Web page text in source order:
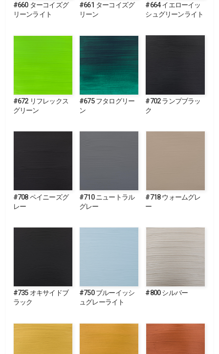
#660 ターコイズグ
リーンライト
#661 ターコイズグ
リーン
#664 イエローイッ
シュグリーンライト
#672 リフレックス
グリーン
#675 フタログリー
ン
#702 ランプブラッ
ク
#708 ペイニーズグ
レー
#710 ニュートラル
グレー
#718 ウォームグレ
ー
#735 オキサイドブ
ラック
#750 ブルーイッシ
ュグレーライト
#800 シルバー